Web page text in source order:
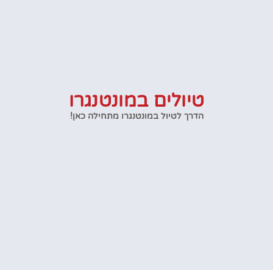
טיולים במונטנגרו
הדרך לטיול במונטנגרו מתחילה כאן!